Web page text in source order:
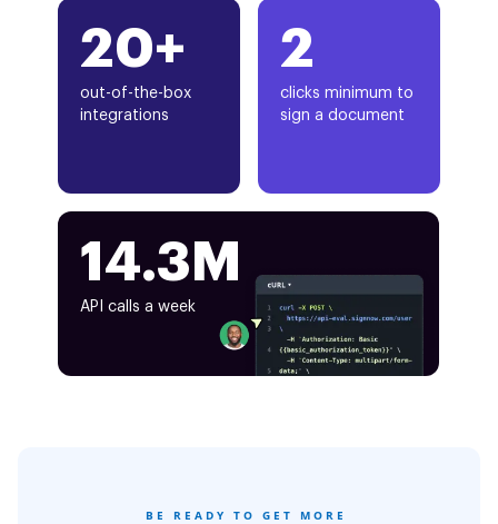
20+
out-of-the-box
integrations
2
clicks minimum to
sign a document
14.3M
API calls a week
BE READY TO GET MORE